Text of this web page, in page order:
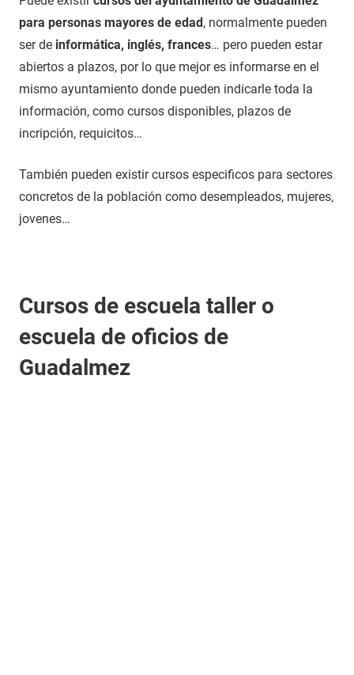
para personas mayores de edad, normalmente pueden
ser de informática, inglés, frances… pero pueden estar
abiertos a plazos, por lo que mejor es informarse en el
mismo ayuntamiento donde pueden indicarle toda la
información, como cursos disponibles, plazos de
incripción, requicitos…
También pueden existir cursos especificos para sectores
concretos de la población como desempleados, mujeres,
jovenes…
Cursos de escuela taller o
escuela de oficios de
Guadalmez